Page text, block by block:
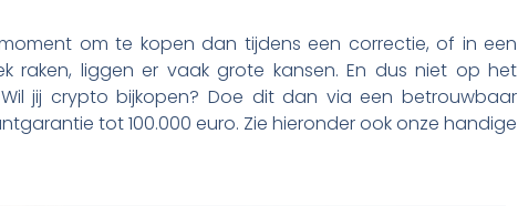
om te kopen dan tijdens een correctie, of in een
raken, liggen er vaak grote kansen. En dus niet op het
jij crypto bijkopen? Doe dit dan via een betrouwbaar
tot 100.000 euro. Zie hieronder ook onze handige